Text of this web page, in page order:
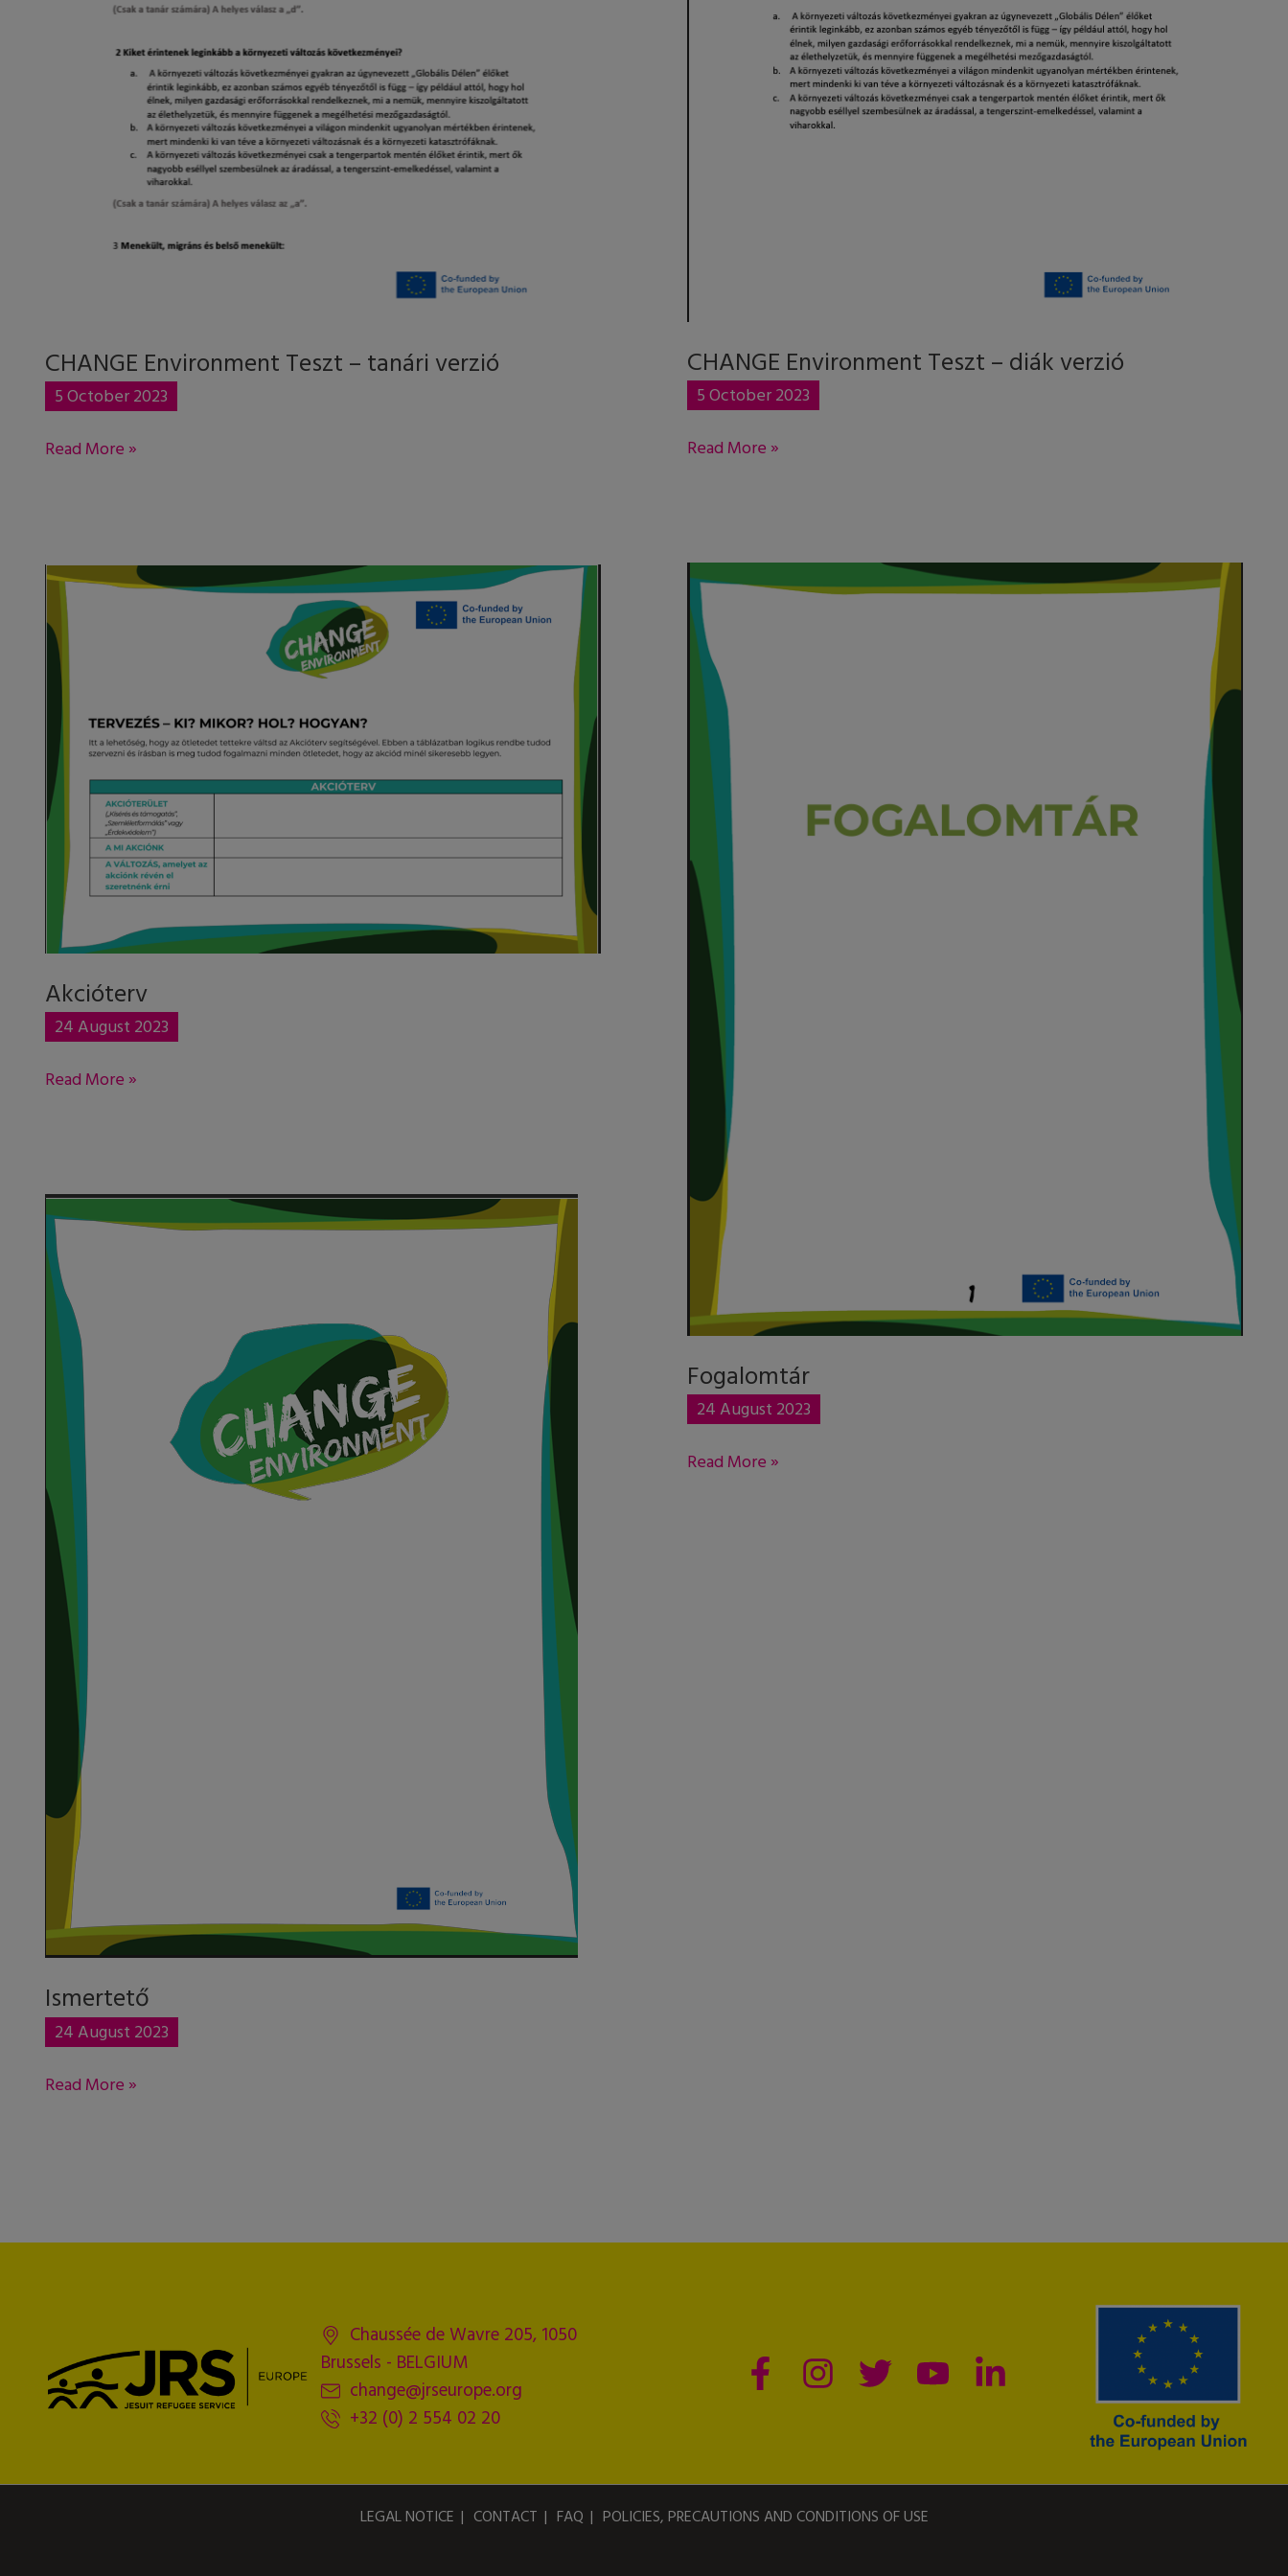
CHANGE Environment Teszt – tanári verzió
5 October 2023
Read More »
CHANGE Environment Teszt – diák verzió
5 October 2023
Read More »
Fogalomtár
24 August 2023
Fogalomtár
Read More »
Akcióterv
24 August 2023
Akcióterv
Read More »
Ismertető
24 August 2023
Ismertető
Read More »
Chaussée de Wavre 205, 1050
Brussels - BELGIUM
change@jrseurope.org
+32 (0) 2 554 02 20
LEGAL NOTICE CONTACT FAQ POLICIES, PRECAUTIONS AND CONDITIONS OF USE